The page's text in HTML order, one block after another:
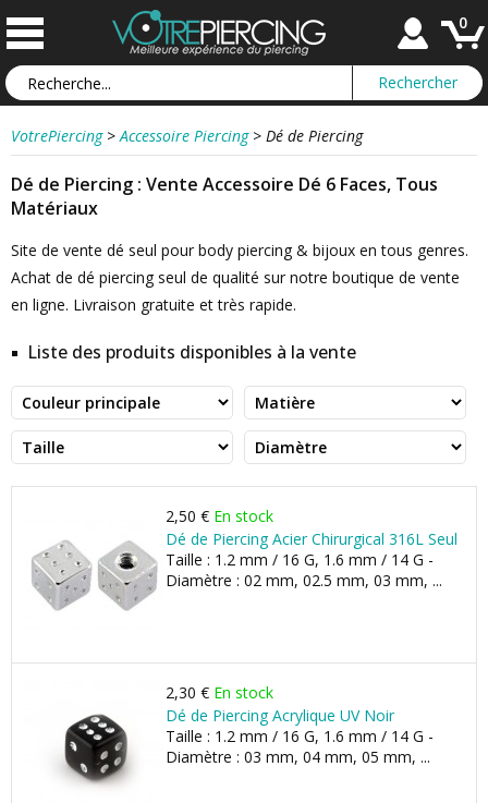
0
VotrePiercing > Accessoire Piercing > Dé de Piercing
Dé de Piercing : Vente Accessoire Dé 6 Faces, Tous
Matériaux
Site de vente dé seul pour body piercing & bijoux en tous genres.
Achat de dé piercing seul de qualité sur notre boutique de vente
en ligne. Livraison gratuite et très rapide.
Liste des produits disponibles à la vente
2,50 € En stock
Dé de Piercing Acier Chirurgical 316L Seul
Taille : 1.2 mm / 16 G, 1.6 mm / 14 G -
Diamètre : 02 mm, 02.5 mm, 03 mm, ...
2,30 € En stock
Dé de Piercing Acrylique UV Noir
Taille : 1.2 mm / 16 G, 1.6 mm / 14 G -
Diamètre : 03 mm, 04 mm, 05 mm, ...